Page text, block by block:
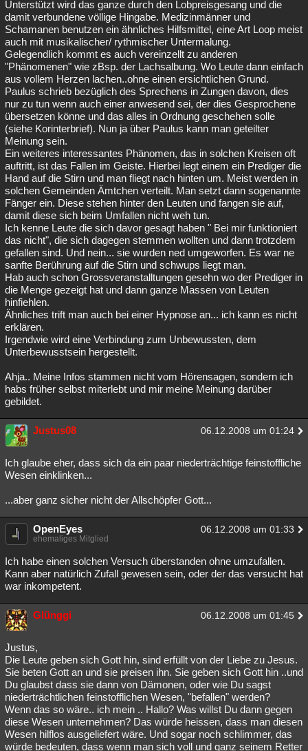
Unterstützt wird das ganze durch den Lobpreisgesang und die
damit verbundene völlige Hingabe. Medizinmänner und
Schamanen benutzen ein ähnliches Hilfsmittel, eine Art Loop meist
auch mit musikalischer/ rythmischer Untermalung.
Gelegendlich kommt es auch vereinzellt zu anderen
"Phänomenen" wie zBsp. der Lachsalbung. Wo Leute dann einfach
aus vollem Herzen lachen..ohne einen ersichtlichen Grund.
Paulus schrieb bezüglich des Sprechens in Zungen davon, dies
nur zu tun wenn auch einer anwesend sei, der dies Gesprochene
übersetzen könne und das alles in Ordnung geschehen solle
(siehe Korinterbrief). Nun ja über Paulus kann man geteilter
Meinung sein.
Ein weiteres interessantes Phänomen, das in solchen Kreisen oft
auftritt, ist das Fallen im Geiste. Hierbei legt einem ein Prediger die
Hand auf die Stirn und man fliegt nach hinten um. Meist werden in
solchen Gemeinden Ämtchen verteilt. Man setzt dann sogenannte
Fänger ein. Diese stehen hinter den Leuten und fangen sie auf,
damit diese sich beim Umfallen nicht weh tun.
Ich kenne Leute die sich davor gesagt haben " Bei mir funktioniert
das nicht", die sich dagegen stemmen wollten und dann trotzdem
gefallen sind. Und nein... sie wurden ned umgeworfen. Es war ne
sanfte Berührung auf die Stirn und schwups liegt man.
Hab auch schon Grossveranstalltungen gesehn wo der Prediger in
die Menge gezeigt hat und dann ganze Massen von Leuten
hinfiehlen.
Ähnliches trift man auch bei einer Hypnose an... ich kann es nicht
erklären.
Irgendwie wird eine Verbindung zum Unbewussten, dem
Unterbewusstsein hergestellt.
Ahja.. Meine Infos stammen nicht vom Hörensagen, sondern ich
habs früher selbst miterlebt und mir meine Meinung darüber
gebildet.
Justus08 06.12.2008 um 01:24
Ich glaube eher, dass sich da ein paar niederträchtige feinstoffliche
Wesen einklinken...
...aber ganz sicher nicht der Allschöpfer Gott...
OpenEyes 06.12.2008 um 01:33
ehemaliges Mitglied
Ich habe einen solchen Versuch überstanden ohne umzufallen.
Kann aber natürlich Zufall gewesen sein, oder der das versucht hat
war inkompetent.
Glünggi 06.12.2008 um 01:45
Justus,
Die Leute geben sich Gott hin, sind erfüllt von der Liebe zu Jesus.
Sie beten Gott an und sie preisen ihn. Sie geben sich Gott hin ..und
Du glaubst dass sie dann von Dämonen, oder wie Du sagst
niederträchtlichen feinstofflichen Wesen, "befallen" werden?
Wenn das so wäre.. ich mein .. Hallo? Was willst Du dann gegen
diese Wesen unternehmen? Das würde heissen, dass man diesen
Wesen hilflos ausgeliefert wäre. Und sogar noch schlimmer, das
würde bedeuten, dass wenn man sich voll und ganz seinem Retter